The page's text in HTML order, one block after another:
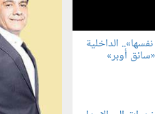
الداخلية
أوبر»